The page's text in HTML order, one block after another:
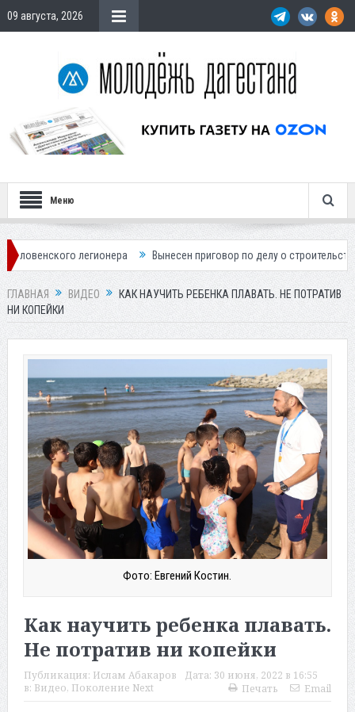
09 августа, 2026
Меню
Вынесен приговор по делу о строительстве гостиницы у
ГЛАВНАЯ ВИДЕО
КАК НАУЧИТЬ РЕБЕНКА ПЛАВАТЬ. НЕ ПОТРАТИВ
НИ КОПЕЙКИ
Фото: Евгений Костин.
Как научить ребенка плавать.
Не потратив ни копейки
Публикация: Ислам Абакаров Дата: 30 июня, 2022 в 16:55
в: Видео, Поколение Next Печать Email